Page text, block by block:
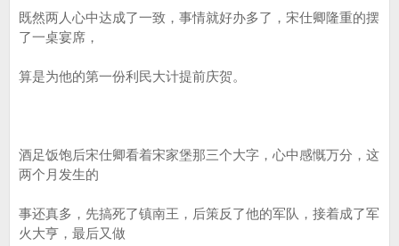
既然两人心中达成了一致，事情就好办多了，宋仕卿隆重的摆
了一桌宴席，
算是为他的第一份利民大计提前庆贺。
酒足饭饱后宋仕卿看着宋家堡那三个大字，心中感慨万分，这
两个月发生的
事还真多，先搞死了镇南王，后策反了他的军队，接着成了军
火大亨，最后又做